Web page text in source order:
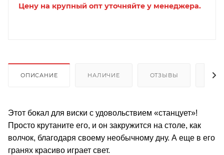
Цену на крупный опт уточняйте у менеджера.
ОПИСАНИЕ НАЛИЧИЕ ОТЗЫВЫ
Этот бокал для виски с удовольствием «станцует»!
Просто крутаните его, и он закружится на столе, как
волчок, благодаря своему необычному дну. А еще в его
гранях красиво играет свет.